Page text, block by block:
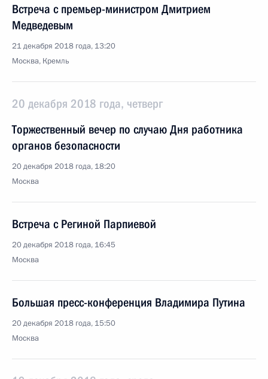
Встреча с премьер-министром Дмитрием
Медведевым
21 декабря 2018 года, 13:20
Москва, Кремль
20 декабря 2018 года, четверг
Торжественный вечер по случаю Дня работника
органов безопасности
20 декабря 2018 года, 18:20
Москва
Встреча с Региной Парпиевой
20 декабря 2018 года, 16:45
Москва
Большая пресс-конференция Владимира Путина
20 декабря 2018 года, 15:50
Москва